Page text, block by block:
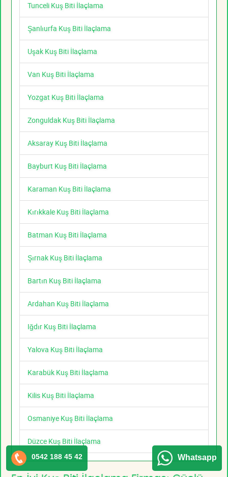
Tunceli Kuş Biti İlaçlama
Şanlıurfa Kuş Biti İlaçlama
Uşak Kuş Biti İlaçlama
Van Kuş Biti İlaçlama
Yozgat Kuş Biti İlaçlama
Zonguldak Kuş Biti İlaçlama
Aksaray Kuş Biti İlaçlama
Bayburt Kuş Biti İlaçlama
Karaman Kuş Biti İlaçlama
Kırıkkale Kuş Biti İlaçlama
Batman Kuş Biti İlaçlama
Şırnak Kuş Biti İlaçlama
Bartın Kuş Biti İlaçlama
Ardahan Kuş Biti İlaçlama
Iğdır Kuş Biti İlaçlama
Yalova Kuş Biti İlaçlama
Karabük Kuş Biti İlaçlama
Kilis Kuş Biti İlaçlama
Osmaniye Kuş Biti İlaçlama
Düzce Kuş Biti İlaçlama
0542 188 45 42 Whatsapp